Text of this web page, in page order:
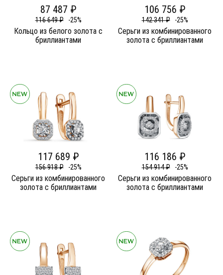
87 487 ₽
116 649 ₽ -25%
Кольцо из белого золота c
бриллиантами
106 756 ₽
142 341 ₽ -25%
Серьги из комбинированного
золота c бриллиантами
117 689 ₽
156 918 ₽ -25%
Серьги из комбинированного
золота c бриллиантами
116 186 ₽
154 914 ₽ -25%
Серьги из комбинированного
золота c бриллиантами